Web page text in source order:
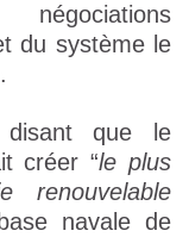
du système le
que le
créer “le plus
renouvelable
navale de